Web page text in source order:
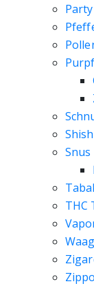
Snus
THC
Zippo